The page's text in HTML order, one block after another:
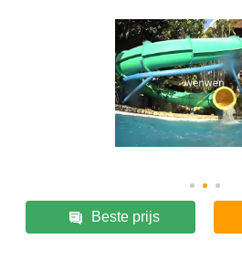
Beste prijs